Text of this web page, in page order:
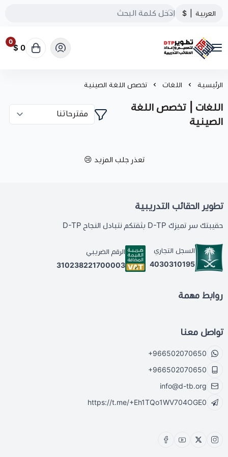
العربية $
تطوير الحقائب التدريبية
0
0 $
الرئيسية اللغات تخصص اللغة الصينية
اللغات | تخصص اللغة
الصينية
تعذر جلب المزيد 😢
تطوير الحقائب التدريبية
حقيبتك سر تميزك D-TP بثقتكم نتبادل النجاح D-TP
السجل التجاري
4030310195
الرقم الضريبي
310238221700003
روابط مهمة
تواصل معنا
+966502070650
+966502070650
info@d-tb.org
https://t.me/+Eh1TQo1WV704OGE0